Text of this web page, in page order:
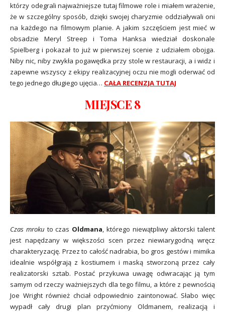
którzy odegrali najważniejsze tutaj filmowe role i miałem wrażenie,
że w szczególny sposób, dzięki swojej charyzmie oddziaływali oni
na każdego na filmowym planie. A jakim szczęściem jest mieć w
obsadzie Meryl Streep i Toma Hanksa wiedział doskonale
Spielberg i pokazał to już w pierwszej scenie z udziałem obojga.
Niby nic, niby zwykła pogawędka przy stole w restauracji, a i widz i
zapewne wszyscy z ekipy realizacyjnej oczu nie mogli oderwać od
tego jednego długiego ujęcia… CAŁA RECENZJA TUTAJ
MIEJSCE 8
Czas mroku to czas Oldmana, którego niewątpliwy aktorski talent
jest napędzany w większości scen przez niewiarygodną wręcz
charakteryzację. Przez to całość nadrabia, bo gros gestów i mimika
idealnie współgrają z kostiumem i maską stworzoną przez cały
realizatorski sztab. Postać przykuwa uwagę odwracając ją tym
samym od rzeczy ważniejszych dla tego filmu, a które z pewnością
Joe Wright również chciał odpowiednio zaintonować. Słabo więc
wypadł cały drugi plan przyćmiony Oldmanem, realizacją i